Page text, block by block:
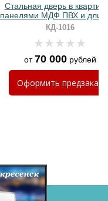
Стальная дверь в
панелями МДФ ПВХ и
ручкой с RGB-
КД-1016
от70 000рублей
Оформить предзаказ